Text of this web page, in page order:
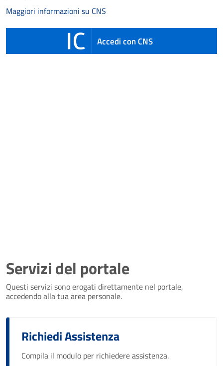
Maggiori informazioni su CNS
Accedi con CNS
Servizi del portale
Questi servizi sono erogati direttamente nel portale,
accedendo alla tua area personale.
Richiedi Assistenza
Compila il modulo per richiedere assistenza.